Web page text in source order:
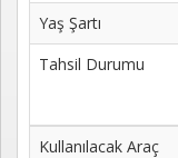
Yaş Şartı
Tahsil Durumu
Kullanılacak Araç
Kayıt
İletişim